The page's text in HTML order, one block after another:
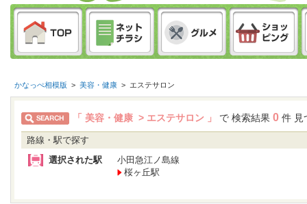
かなっぺ相模版 > 美容・健康 > エステサロン
「 美容・健康 > エステサロン 」 で 検索結果 0 件 見
路線・駅で探す
選択された駅
小田急江ノ島線
桜ヶ丘駅